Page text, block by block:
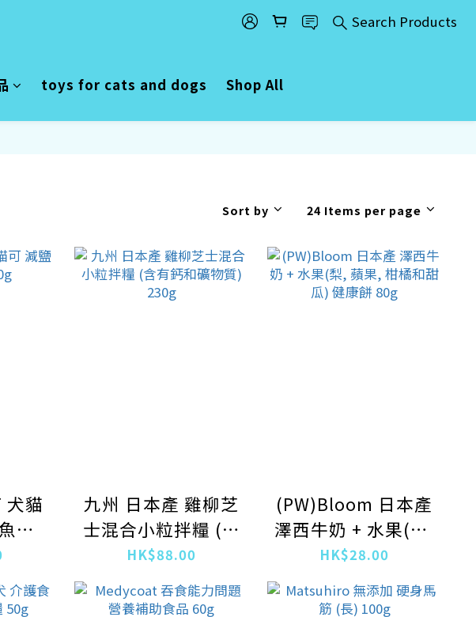
Search Products
toys for cats and dogs Shop All
Sort by 24 Items per page
犬貓
乾
九州 日本產 雞柳芝
士混合小粒拌糧 (含
有鈣和礦物質)
230g
HK$88.00
(PW)Bloom 日本產
澤西牛奶 + 水果(梨,
蘋果, 柑橘和甜瓜)
健康餅 80g
HK$28.00